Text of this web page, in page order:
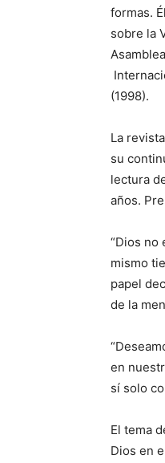
formas.
sobre la
(1998).
La
su
lectura
años.
“Dios no
mismo
papel
de la
en
sí solo
El tema
Dios en